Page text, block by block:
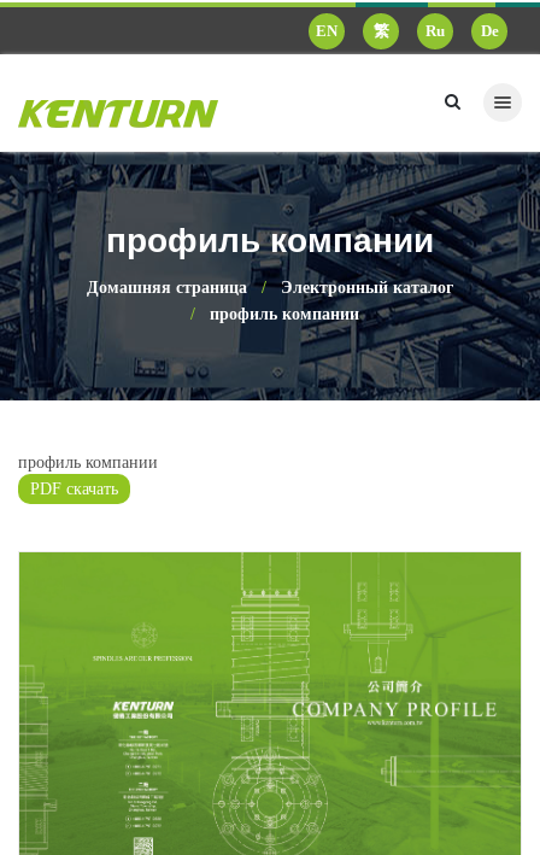
EN 繁 Ru De
профиль компании
Домашняя страница
Электронный каталог
профиль компании
профиль компании
PDF скачать